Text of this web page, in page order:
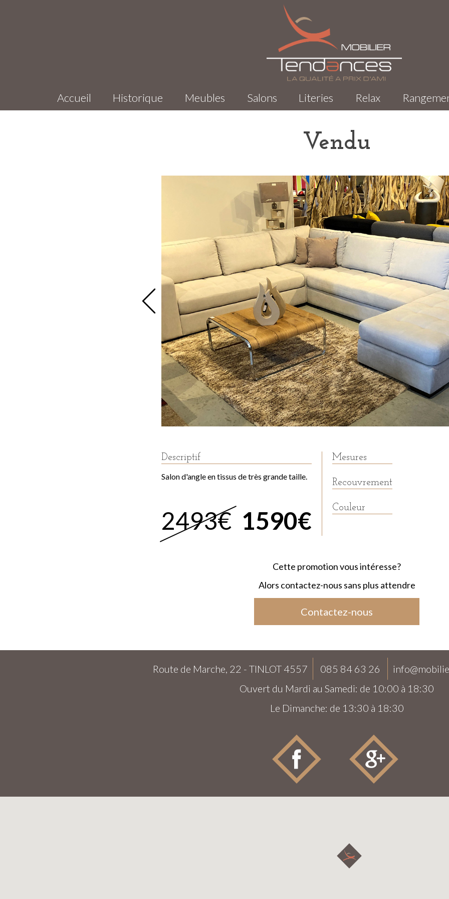
Accueil Historique Meubles Salons Literies Relax
Vendu
Descriptif
Salon d'angle en tissus de très grande taille.
2493€ 1590€
Mesures
Recouvrement
Couleur
Cette promotion vous intéresse?
Alors contactez-nous sans plus attendre
Contactez-nous
Route de Marche, 22 - TINLOT 4557 085 84 63 26
Ouvert du Mardi au Samedi: de 10:00 à 18:30
Le Dimanche: de 13:30 à 18:30